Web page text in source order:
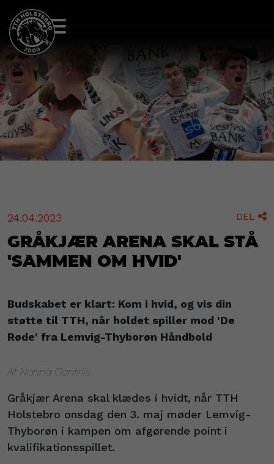
24.04.2023 DEL 
Gråkjær Arena skal stå
'sammen om hvid'
Budskabet er klart: Kom i hvid, og vis din
støtte til TTH, når holdet spiller mod 'De
Røde' fra Lemvig-Thyborøn Håndbold
Af Nanna Gantriis
Gråkjær Arena skal klædes i hvidt, når TTH
Holstebro onsdag den 3. maj møder Lemvig-
Thyborøn i kampen om afgørende point i
kvalifikationsspillet.